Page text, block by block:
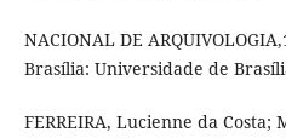
NACIONAL DE
Brasília: Universidade de
FERREIRA, Lucienne da Costa;